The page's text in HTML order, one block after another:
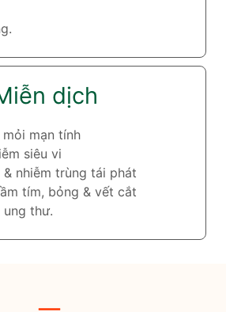
dịch
mạn tính
siêu vi
nhiễm trùng tái phát
tím, bỏng & vết cắt
ung thư.